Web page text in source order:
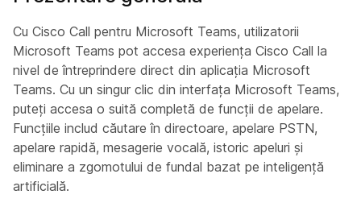
Cu Cisco Call pentru Microsoft Teams, utilizatorii
Microsoft Teams pot accesa experiența Cisco Call la
nivel de întreprindere direct din aplicația Microsoft
Teams. Cu un singur clic din interfața Microsoft Teams,
puteți accesa o suită completă de funcții de apelare.
Funcțiile includ căutare în directoare, apelare PSTN,
apelare rapidă, mesagerie vocală, istoric apeluri și
eliminare a zgomotului de fundal bazat pe inteligență
artificială.